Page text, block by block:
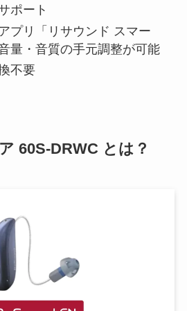
ポート
プリ「リサウンド スマー
量・音質の手元調整が可能
不要
60S-DRWC とは？